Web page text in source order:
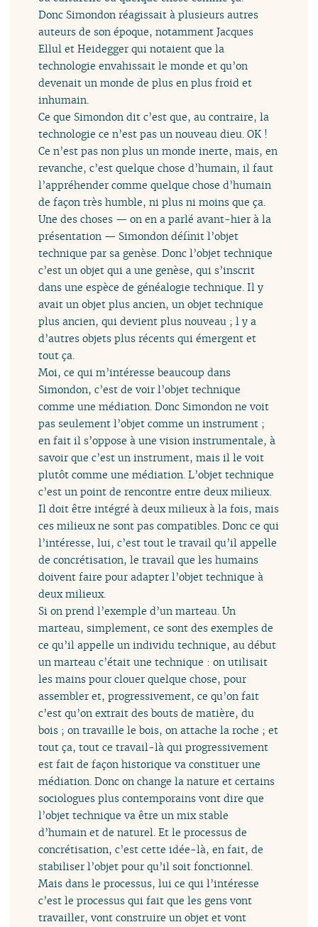
Donc Simondon réagissait à plusieurs autres
auteurs de son époque, notamment Jacques
Ellul et Heidegger qui notaient que la
technologie envahissait le monde et qu’on
devenait un monde de plus en plus froid et
inhumain.
Ce que Simondon dit c’est que, au contraire, la
technologie ce n’est pas un nouveau dieu. OK !
Ce n’est pas non plus un monde inerte, mais, en
revanche, c’est quelque chose d’humain, il faut
l’appréhender comme quelque chose d’humain
de façon très humble, ni plus ni moins que ça.
Une des choses — on en a parlé avant-hier à la
présentation — Simondon définit l’objet
technique par sa genèse. Donc l’objet technique
c’est un objet qui a une genèse, qui s’inscrit
dans une espèce de généalogie technique. Il y
avait un objet plus ancien, un objet technique
plus ancien, qui devient plus nouveau ; l y a
d’autres objets plus récents qui émergent et
tout ça.
Moi, ce qui m’intéresse beaucoup dans
Simondon, c’est de voir l’objet technique
comme une médiation. Donc Simondon ne voit
pas seulement l’objet comme un instrument ;
en fait il s’oppose à une vision instrumentale, à
savoir que c’est un instrument, mais il le voit
plutôt comme une médiation. L’objet technique
c’est un point de rencontre entre deux milieux.
Il doit être intégré à deux milieux à la fois, mais
ces milieux ne sont pas compatibles. Donc ce qui
l’intéresse, lui, c’est tout le travail qu’il appelle
de concrétisation, le travail que les humains
doivent faire pour adapter l’objet technique à
deux milieux.
Si on prend l’exemple d’un marteau. Un
marteau, simplement, ce sont des exemples de
ce qu’il appelle un individu technique, au début
un marteau c’était une technique : on utilisait
les mains pour clouer quelque chose, pour
assembler et, progressivement, ce qu’on fait
c’est qu’on extrait des bouts de matière, du
bois ; on travaille le bois, on attache la roche ; et
tout ça, tout ce travail-là qui progressivement
est fait de façon historique va constituer une
médiation. Donc on change la nature et certains
sociologues plus contemporains vont dire que
l’objet technique va être un mix stable
d’humain et de naturel. Et le processus de
concrétisation, c’est cette idée-là, en fait, de
stabiliser l’objet pour qu’il soit fonctionnel.
Mais dans le processus, lui ce qui l’intéresse
c’est le processus qui fait que les gens vont
travailler, vont construire un objet et vont